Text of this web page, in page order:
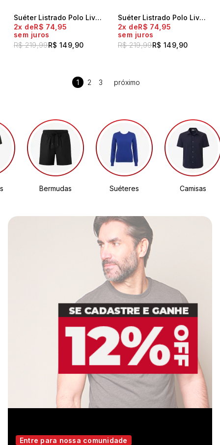
Suéter Listrado Polo Live Chumbo
R$ 219,99R$ 149,90
2x
R$ 74,95
sem juros
Suéter Listrado Polo Live Bordo
R$ 219,99R$ 149,90
2x
R$ 74,95
sem juros
1 2 3
Bermudas Suéteres Camisas
Entre para nossa comunidade